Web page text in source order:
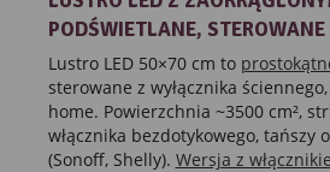
PODŚWIETLANE,
Lustro LED 50×70 cm to
sterowane z wyłącznika
home. Powierzchnia ~3500 cm²,
włącznika bezdotykowego, tańszy
(Sonoff, Shelly). Wersja z